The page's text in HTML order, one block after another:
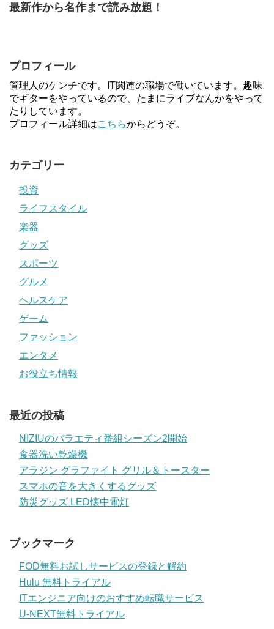
最新作から名作まで読み放題！
プロフィール
管理人のケンチです。IT関連の職場で働いています。趣味
でギターをやっているので、たまにライブなんかをやって
たりしています。
プロフィール詳細はこちらからどうぞ。
カテゴリー
投資
ライフスタイル
楽器
グッズ
スポーツ
グルメ
ヘルスケア
ゲーム
ファッション
エンタメ
お役立ち情報
最近の投稿
NIZIUのバラエティ番組シーズン2開始
食器洗い乾燥機
アラジン グラファイト グリル＆トースター
スマホの音を大きくするグッズ
防災グッズ LED懐中電灯
ブックマーク
FOD無料お試しサービスの登録と解約
Hulu 無料トライアル
ITエンジニア向けのおすすめ転職サービス
U-NEXT無料トライアル